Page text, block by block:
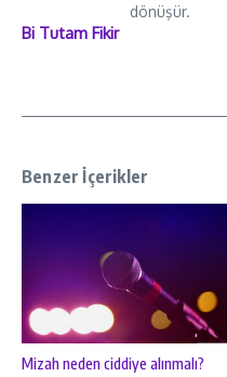
Bi Tutam Fikir
dönüşür.
Benzer İçerikler
Mizah neden ciddiye alınmalı?